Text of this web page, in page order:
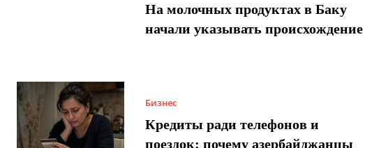
На молочных продуктах в Баку
начали указывать происхождение
Бизнес
Кредиты ради телефонов и
поездок: почему азербайджанцы